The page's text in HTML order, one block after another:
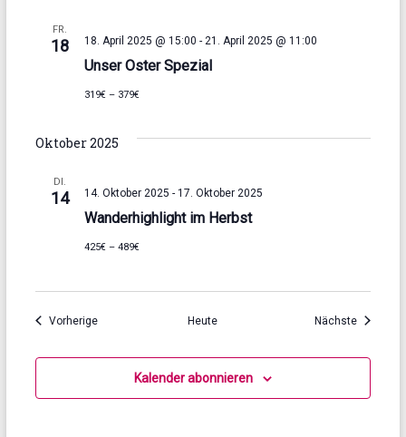
FR.
18
Unser Oster Spezial
18. April 2025 @ 15:00 -21. April 2025 @ 11:00
319€ – 379€
Oktober 2025
DI.
14
Wanderhighlight im Herbst
14. Oktober 2025 - 17. Oktober 2025
425€ – 489€
VorherigeVeranstaltungen Heute Nächste
Kalender abonnieren